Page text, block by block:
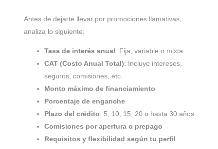
Antes de dejarte llevar por promociones llamativas,
analiza lo siguiente:
Tasa de interés anual: Fija, variable o mixta.
CAT (Costo Anual Total): Incluye intereses,
seguros, comisiones, etc.
Monto máximo de financiamiento
Porcentaje de enganche
Plazo del crédito: 5, 10, 15, 20 o hasta 30 años
Comisiones por apertura o prepago
Requisitos y flexibilidad según tu perfil